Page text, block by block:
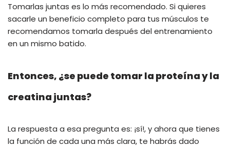
Tomarlas juntas es lo más recomendado. Si quieres
sacarle un beneficio completo para tus músculos te
recomendamos tomarla después del entrenamiento
en un mismo batido.
Entonces, ¿se puede tomar la proteína y la
creatina juntas?
La respuesta a esa pregunta es: ¡sí!, y ahora que tienes
la función de cada una más clara, te habrás dado